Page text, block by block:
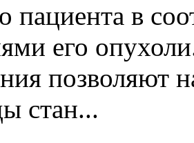
пациента в
его
позволяют
стан...